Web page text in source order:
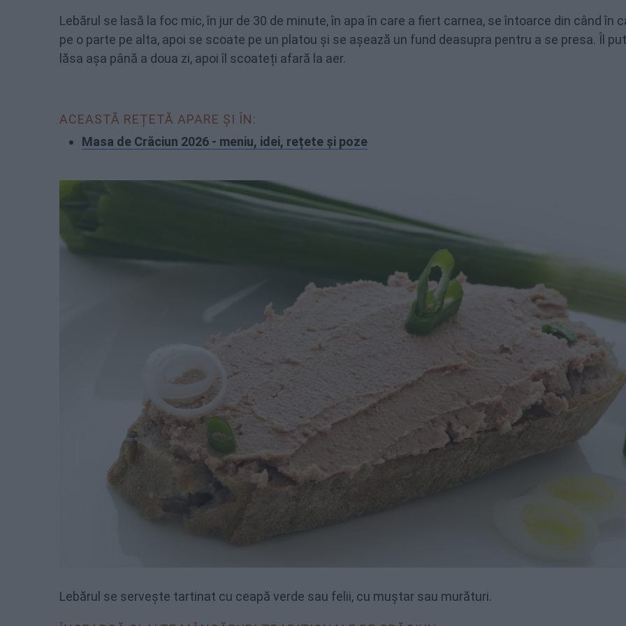
Lebărul se lasă la foc mic, în jur de 30 de minute, în apa în care a fiert carnea, se întoarce din când în
pe o parte pe alta, apoi se scoate pe un platou și se așează un fund deasupra pentru a se presa. Îl
lăsa așa până a doua zi, apoi îl scoateți afară la aer.
ACEASTĂ REȚETĂ APARE ȘI ÎN:
Masa de Crăciun 2026 - meniu, idei, rețete și poze
Lebărul se servește tartinat cu ceapă verde sau felii, cu muștar sau murături.